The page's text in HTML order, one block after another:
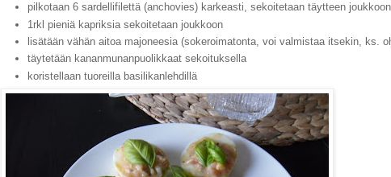
pilkotaan 6 sardellifilettä (anchovies) karkeasti, sekoitetaan täytteen joukkoon
1rkl pieniä kapriksia sekoitetaan joukkoon
lisätään vähän aitoa majoneesia (sokeroimatonta, voi valmistaa itsekin, ks.
täytetään kananmunanpuolikkaat sekoituksella
koristellaan tuoreilla basilikanlehdillä